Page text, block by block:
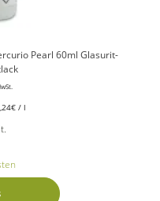
Pearl 60ml Glasurit-
€/ l